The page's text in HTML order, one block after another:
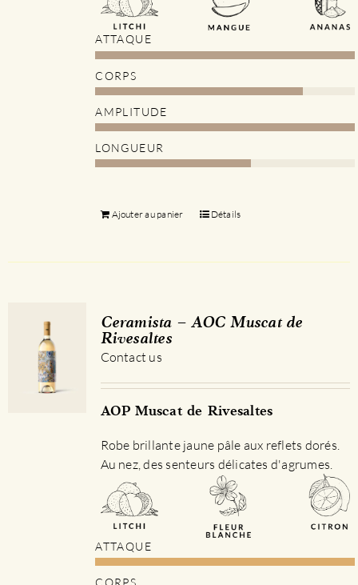
ATTAQUE
CORPS
AMPLITUDE
LONGUEUR
Ajouter au panier Détails
Ceramista – AOC Muscat de
Rivesaltes
Contact us
AOP Muscat de Rivesaltes
Robe brillante jaune pâle aux reflets dorés.
Au nez, des senteurs délicates d'agrumes.
ATTAQUE